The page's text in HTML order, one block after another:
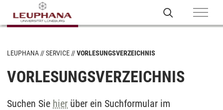
LEUPHANA SERVICE VORLESUNGSVERZEICHNIS
VORLESUNGSVERZEICHNIS
Suchen Sie hier über ein Suchformular im